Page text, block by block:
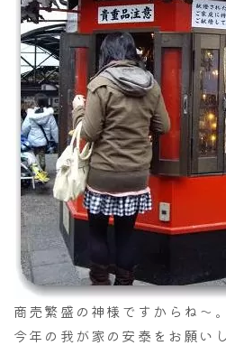
商売繁盛の神様ですからね～。
今年の我が家の安泰をお願い